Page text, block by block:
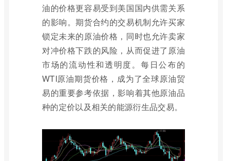
油的价格更容易受到美国国内供需关系
的影响。期货合约的交易机制允许买家
锁定未来的原油价格，同时也允许卖家
对冲价格下跌的风险，从而促进了原油
市场的流动性和透明度。每日公布的
WTI原油期货价格，成为了全球原油贸
易的重要参考依据，影响着其他原油品
种的定价以及相关的能源衍生品交易。